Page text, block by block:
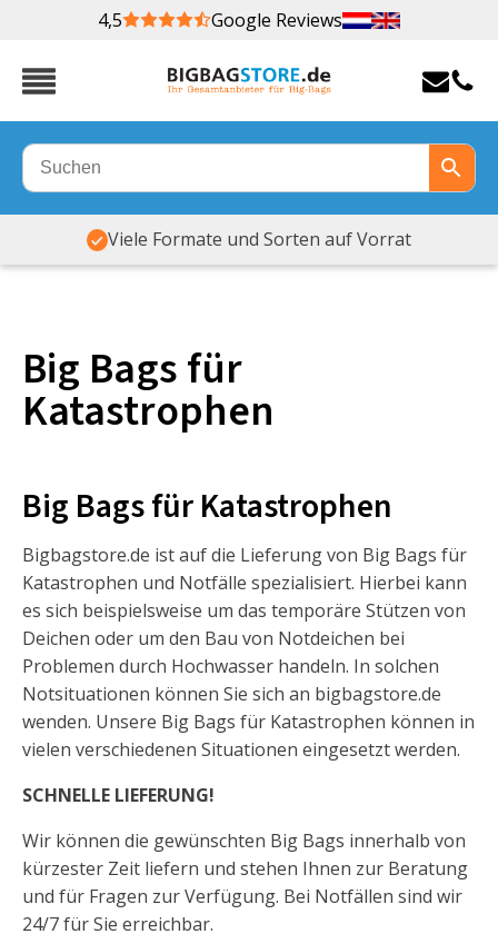
4,5 Google Reviews
Viele Formate und Sorten auf Vorrat
Big Bags für
Katastrophen
Big Bags für Katastrophen
Bigbagstore.de ist auf die Lieferung von Big Bags für
Katastrophen und Notfälle spezialisiert. Hierbei kann
es sich beispielsweise um das temporäre Stützen von
Deichen oder um den Bau von Notdeichen bei
Problemen durch Hochwasser handeln. In solchen
Notsituationen können Sie sich an bigbagstore.de
wenden. Unsere Big Bags für Katastrophen können in
vielen verschiedenen Situationen eingesetzt werden.
SCHNELLE LIEFERUNG!
Wir können die gewünschten Big Bags innerhalb von
kürzester Zeit liefern und stehen Ihnen zur Beratung
und für Fragen zur Verfügung. Bei Notfällen sind wir
24/7 für Sie erreichbar.